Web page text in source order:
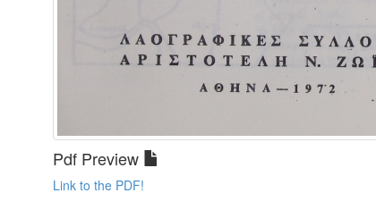
Pdf Preview
Link to the PDF!